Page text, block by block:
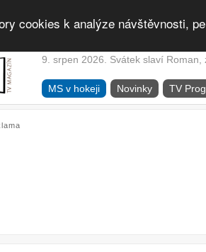
cookies k analýze návštěvnosti,
9. srpen 2026. Svátek slaví Roman,
MS v hokeji Novinky TV